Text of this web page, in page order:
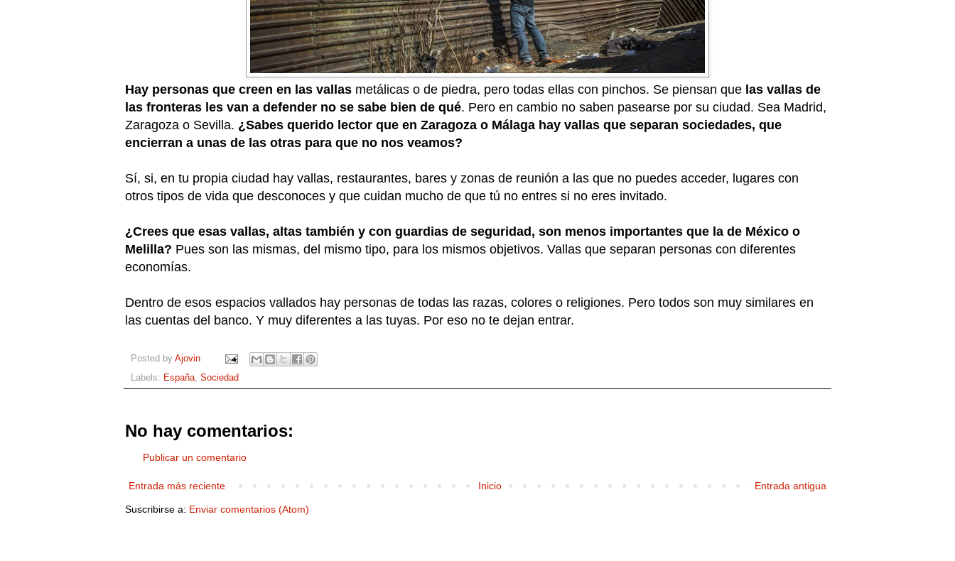
Hay personas que creen en las vallas metálicas o de piedra, pero todas ellas con pinchos. Se piensan que las vallas de
las fronteras les van a defender no se sabe bien de qué. Pero en cambio no saben pasearse por su ciudad. Sea Madrid,
Zaragoza o Sevilla. ¿Sabes querido lector que en Zaragoza o Málaga hay vallas que separan sociedades, que
encierran a unas de las otras para que no nos veamos?
Sí, si, en tu propia ciudad hay vallas, restaurantes, bares y zonas de reunión a las que no puedes acceder, lugares con
otros tipos de vida que desconoces y que cuidan mucho de que tú no entres si no eres invitado.
¿Crees que esas vallas, altas también y con guardias de seguridad, son menos importantes que la de México o
Melilla? Pues son las mismas, del mismo tipo, para los mismos objetivos. Vallas que separan personas con diferentes
economías.
Dentro de esos espacios vallados hay personas de todas las razas, colores o religiones. Pero todos son muy similares en
las cuentas del banco. Y muy diferentes a las tuyas. Por eso no te dejan entrar.
Posted by Ajovin
Labels: España Sociedad
No hay comentarios:
Publicar un comentario
Entrada más reciente Entrada antigua
Inicio
Suscribirse a: Enviar comentarios (Atom)